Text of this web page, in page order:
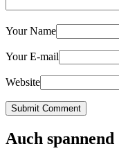
Your Name
Your E-mail
Website
Submit Comment
Auch spannend